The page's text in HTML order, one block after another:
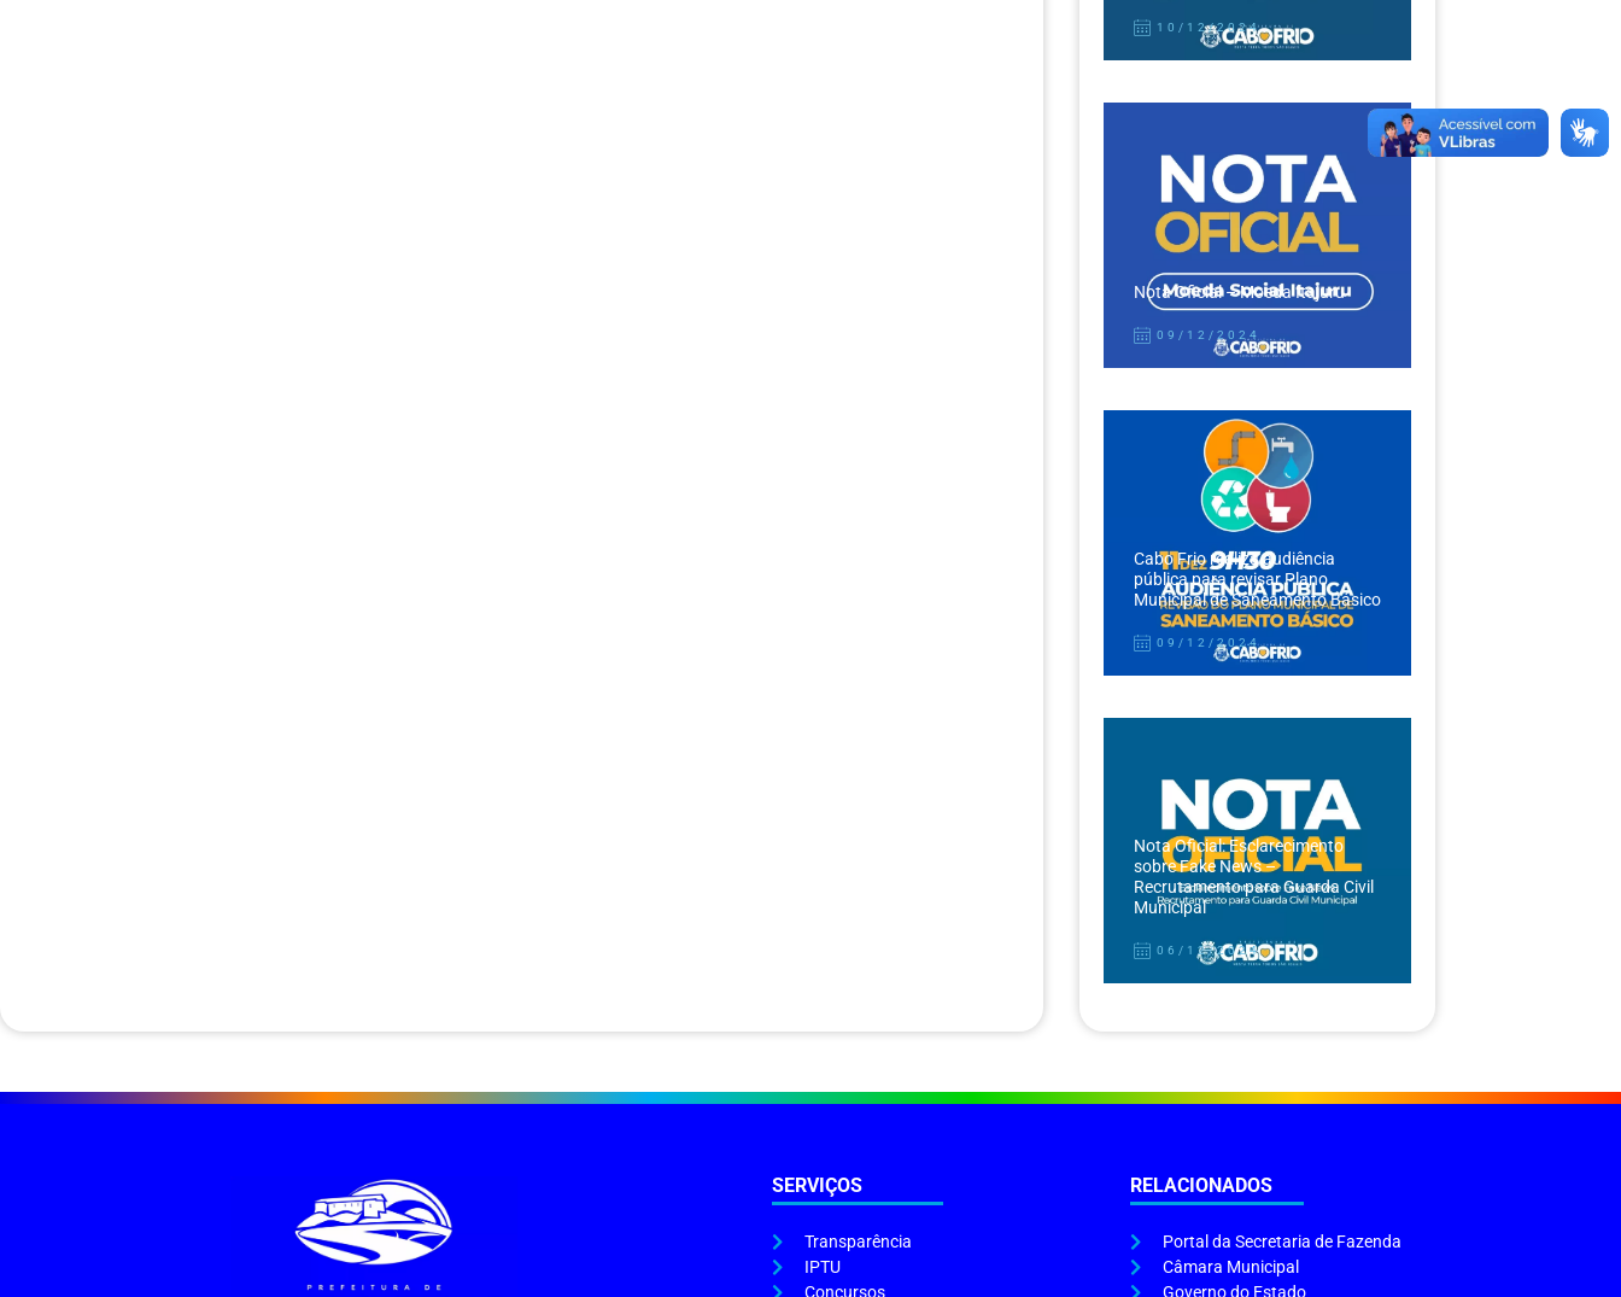
10/12/2024
Nota Oficial – Moeda Itajuru
09/12/2024
Cabo Frio realiza audiência
pública para revisar Plano
Municipal de Saneamento Básico
09/12/2024
Nota Oficial: Esclarecimento
sobre Fake News –
Recrutamento para Guarda Civil
Municipal
06/12/2024
SERVIÇOS
Transparência
IPTU
Concursos
RELACIONADOS
Portal da Secretaria de Fazenda
Câmara Municipal
Governo do Estado